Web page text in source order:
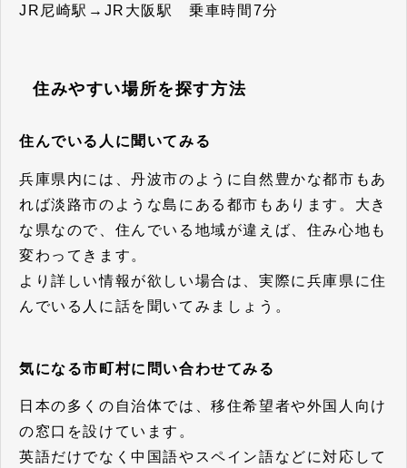
JR尼崎駅→JR大阪駅 乗車時間7分
住みやすい場所を探す方法
住んでいる人に聞いてみる
兵庫県内には、丹波市のように自然豊かな都市もあ
れば淡路市のような島にある都市もあります。大き
な県なので、住んでいる地域が違えば、住み心地も
変わってきます。
より詳しい情報が欲しい場合は、実際に兵庫県に住
んでいる人に話を聞いてみましょう。
気になる市町村に問い合わせてみる
日本の多くの自治体では、移住希望者や外国人向け
の窓口を設けています。
英語だけでなく中国語やスペイン語などに対応して